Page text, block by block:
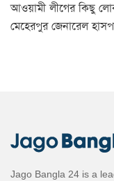
আওয়ামী লীগের কিছু
মেহেরপুর জেনারেল
Jago Bangla 24 is a